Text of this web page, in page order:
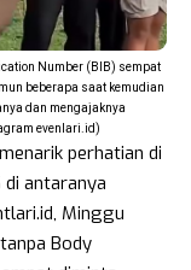
Number (BIB) sempat
beberapa saat kemudian
dan mengajaknya
evenlari.id)
perhatian di
antaranya
Minggu
Body